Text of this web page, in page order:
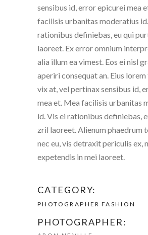
sensibus id, error epicurei mea
facilisis urbanitas moderatius
rationibus definiebas, eu qui
laoreet. Ex error omnium
alia illum ea vimest. Eos ei nisl
aperiri consequat an. Eius
vix at, vel pertinax sensibus id,
mea et. Mea facilisis urbanitas
id. Vis ei rationibus definiebas,
zril laoreet. Alienum phaedrum
nec eu, vis detraxit periculis ex,
expetendis in mei laoreet.
CATEGORY:
PHOTOGRAPHER FASHION
PHOTOGRAPHER: